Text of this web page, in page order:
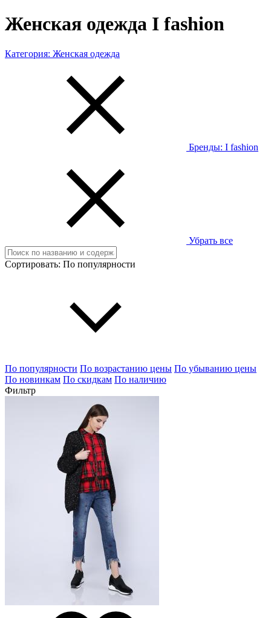
Женская одежда I fashion
Категория: Женская одежда
Бренды: I fashion
Убрать все
Сортировать: По популярности
По популярности По возрастанию цены По убыванию цены
По новинкам По скидкам По наличию
Фильтр